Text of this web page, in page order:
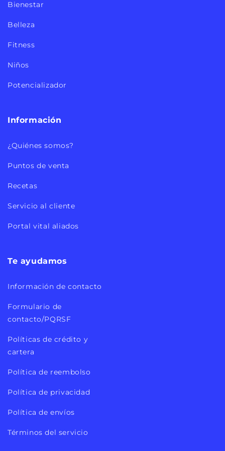
Bienestar
Belleza
Fitness
Niños
Potencializador
Información
¿Quiénes somos?
Puntos de venta
Recetas
Servicio al cliente
Portal vital aliados
Te ayudamos
Información de contacto
Formulario de
contacto/PQRSF
Políticas de crédito y
cartera
Política de reembolso
Política de privacidad
Política de envíos
Términos del servicio